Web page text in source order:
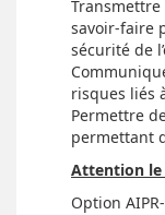
savoir-faire
sécurité de
risques liés
Permettre
permettant
Attention
Option